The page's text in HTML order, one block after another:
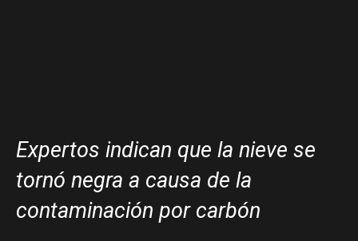
Expertos indican que la nieve se
tornó negra a causa de la
contaminación por carbón